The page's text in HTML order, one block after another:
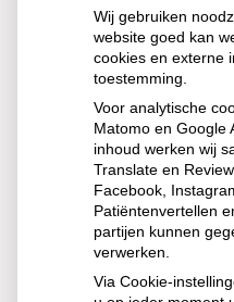
Spoedeisende
weekend meer
en
Door de gladheid was het
op spoedeisende hulpen.
meer ouderen met heup-
Veel andere gewonden
huisartsenposten. In grote
geel of oranje vanwege
Wij gebruiken
website goed kan
cookies en externe
toestemming.
Voor analytische
Matomo en Google
inhoud werken wij
Translate en
Facebook,
Patiëntenvertellen
partijen kunnen
verwerken.
Via Cookie-